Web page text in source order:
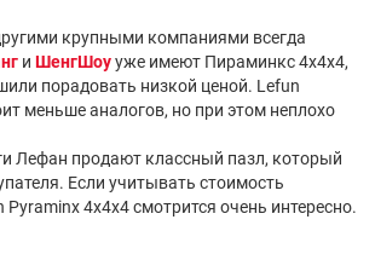
крупными компаниями всегда
и ШенгШоууже имеют Пираминкс 4х4х4,
порадовать низкой ценой. Lefun
меньше аналогов, но при этом неплохо
Лефан продают классный пазл, который
Если учитывать стоимость
Pyraminx 4x4x4 смотрится очень интересно.